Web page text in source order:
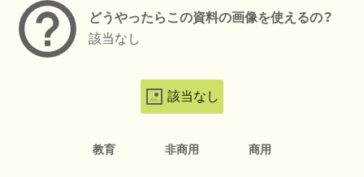
どうやったらこの資料の画像を使えるの？
該当なし
該当なし
教育 非商用 商用